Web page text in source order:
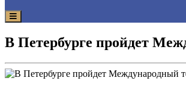
В Петербурге пройдет